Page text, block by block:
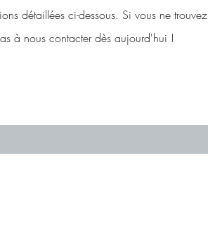
détaillées ci-dessous. Si vous ne trouvez
à nous contacter dès aujourd'hui !